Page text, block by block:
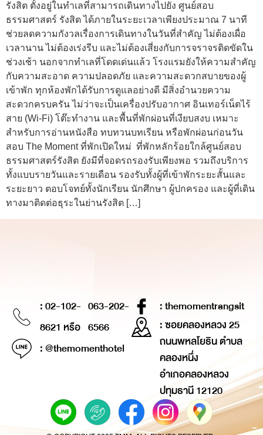
รังสิต ตั้งอยู่ในทำเลที่สามารถเดินทางไปยัง ศูนย์สอบ
ธรรมศาสตร์ รังสิต ได้ภายในระยะเวลาเพียงประมาณ 7 นาที
ช่วยลดความกังวลเรื่องการเดินทางในวันที่สำคัญ ไม่ต้องเผื่อ
เวลานาน ไม่ต้องเร่งรีบ และไม่ต้องเสี่ยงกับการจราจรติดขัดใน
ช่วงเช้า นอกจากทำเลที่โดดเด่นแล้ว โรงแรมยังให้ความสำคัญ
กับความสะอาด ความปลอดภัย และความสะดวกสบายของผู้
เข้าพัก ทุกห้องพักได้รับการดูแลอย่างดี มีสิ่งอำนวยความ
สะดวกครบครัน ไม่ว่าจะเป็นเครื่องปรับอากาศ อินเทอร์เน็ตไร้
สาย (Wi-Fi) โต๊ะทำงาน และพื้นที่พักผ่อนที่เงียบสงบ เหมาะ
สำหรับการอ่านหนังสือ ทบทวนบทเรียน หรือพักผ่อนก่อนวัน
สอบ The Moment ที่พักเปิดใหม่ ที่พักหลักร้อยใกล้ศูนย์สอบ
ธรรมศาสตร์รังสิต ยังมีที่จอดรถรองรับเพียงพอ รวมถึงบริการ
ทั้งแบบรายวันและรายเดือน รองรับทั้งผู้ที่เข้าพักระยะสั้นและ
ระยะยาว ตอบโจทย์ทั้งนักเรียน นักศึกษา ผู้ปกครอง และผู้ที่เดิน
ทางมาติดต่อธุระในย่านรังสิต […]
: 02-102-
8621 หรือ
063-202-
6566
: @themomenthotel
: themomentrangsit
: ซอยคลองหลวง 25
ถนนพหลโยธิน ตำบล
คลองหนึ่ง
อำเภอคลองหลวง
ปทุมธานี 12120